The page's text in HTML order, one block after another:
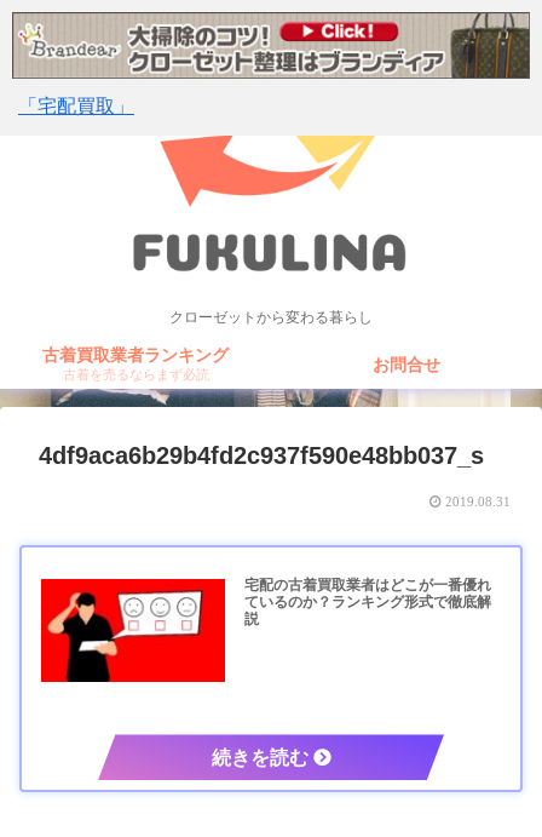
クローゼットから変わる暮らし
古着買取業者ランキング
古着を売るならまず必読 お問合せ
4df9aca6b29b4fd2c937f590e48bb037_s
2019.08.31
宅配の古着買取業者はどこが一番優れ
ているのか？ランキング形式で徹底解
説
「宅配買取」